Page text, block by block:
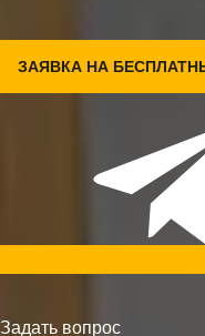
ЗАЯВКА НА
Задать вопрос